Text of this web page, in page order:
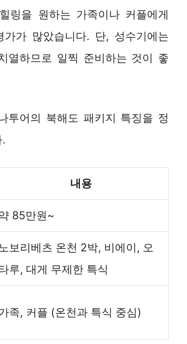
링을 원하는 가족이나 커플에게
가가 많았습니다. 단, 성수기에는
열하므로 일찍 준비하는 것이 좋
투어의 북해도 패키지 특징을 정
내용
85만원~
노보리베츠 온천 2박, 비에이, 오
루, 대게 무제한 특식
족, 커플 (온천과 특식 중심)